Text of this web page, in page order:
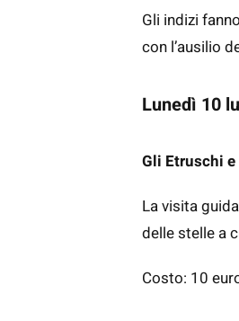
Gli indizi
con l’ausilio
Lunedì 10
Gli Etruschi
La visita
delle stelle a
Costo: 10